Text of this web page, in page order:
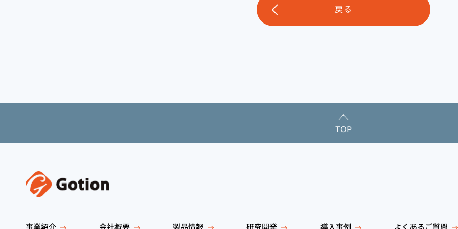
戻る
TOP
事業紹介 会社概要 製品情報 研究開発 導入事例 よくあるご質問